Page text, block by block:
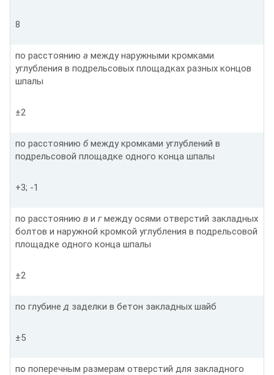
8
по расстоянию а между наружными кромками
углубления в подрельсовых площадках разных концов
шпалы
±2
по расстоянию б между кромками углублений в
подрельсовой площадке одного конца шпалы
+3; -1
по расстоянию в и гмежду осями отверстий закладных
болтов и наружной кромкой углубления в подрельсовой
площадке одного конца шпалы
±2
по глубинед заделки в бетон закладных шайб
±5
по поперечным размерам отверстий для закладного